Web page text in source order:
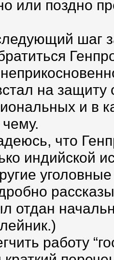
или поздно
шаг
на защиту
и в
что
индийской
отдан
работу